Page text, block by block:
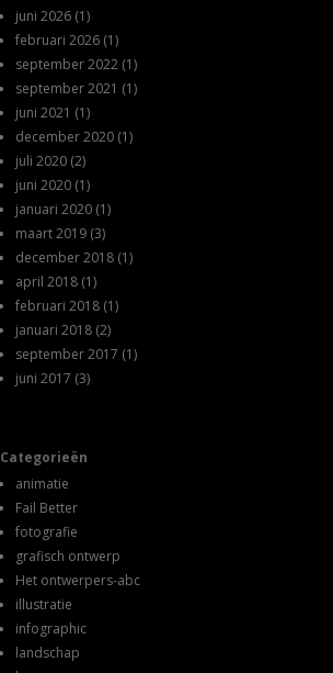
juni 2026 (1)
februari 2026 (1)
september 2022 (1)
september 2021 (1)
juni 2021 (1)
december 2020 (1)
juli 2020 (2)
juni 2020 (1)
januari 2020 (1)
maart 2019 (3)
december 2018 (1)
april 2018 (1)
februari 2018 (1)
januari 2018 (2)
september 2017 (1)
juni 2017 (3)
Categorieën
animatie
Fail Better
fotografie
grafisch ontwerp
Het ontwerpers-abc
illustratie
infographic
landschap